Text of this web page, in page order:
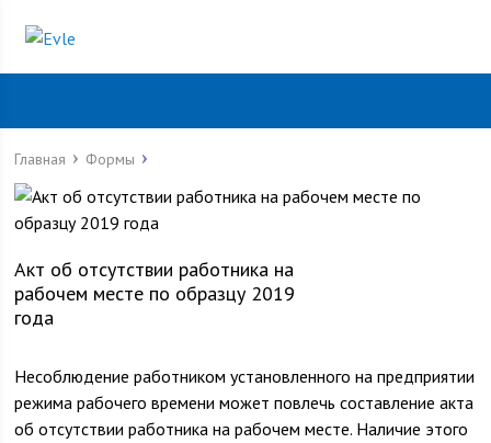
Главная Формы
Акт об отсутствии работника на
рабочем месте по образцу 2019
года
Несоблюдение работником установленного на предприятии
режима рабочего времени может повлечь составление акта
об отсутствии работника на рабочем месте. Наличие этого